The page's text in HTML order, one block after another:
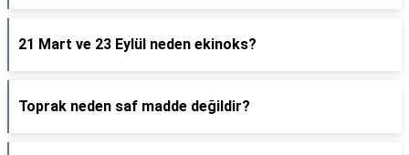
21 Mart ve 23 Eylül neden ekinoks?
Toprak neden saf madde değildir?